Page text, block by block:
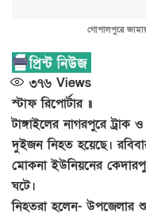
গোপালপুরে
৩৭৬ Views
স্টাফ রিপোর্টার ॥
টাঙ্গাইলের নাগরপুরে
দুইজন নিহত হয়েছে।
মোকনা ইউনিয়নের
ঘটে।
নিহতরা হলেন- উপজেলার